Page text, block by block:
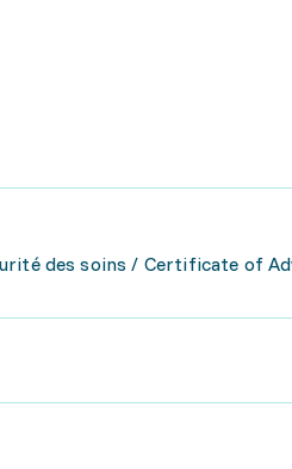
des soins / Certificate of